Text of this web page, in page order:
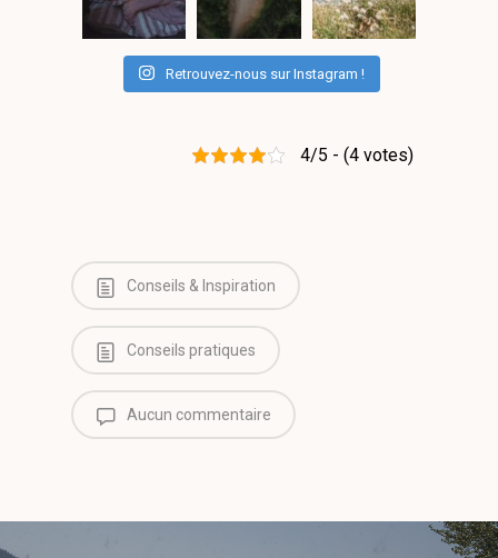
Retrouvez-nous sur Instagram !
4/5 - (4 votes)
Conseils & Inspiration
Conseils pratiques
Aucun commentaire